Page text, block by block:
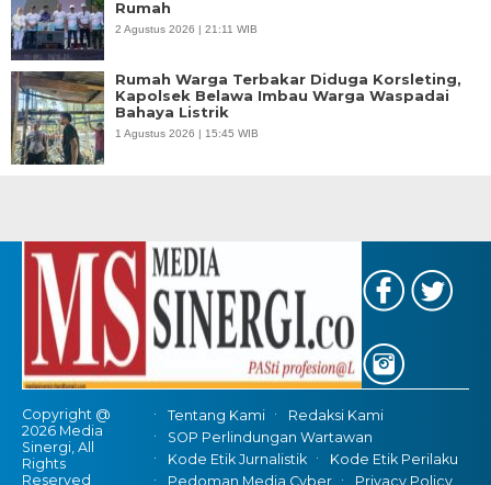
Rumah
2 Agustus 2026 | 21:11 WIB
Rumah Warga Terbakar Diduga Korsleting,
Kapolsek Belawa Imbau Warga Waspadai
Bahaya Listrik
1 Agustus 2026 | 15:45 WIB
Copyright @
2026 Media
Sinergi, All
Rights
Reserved
Tentang Kami
Redaksi Kami
SOP Perlindungan Wartawan
Kode Etik Jurnalistik
Kode Etik Perilaku